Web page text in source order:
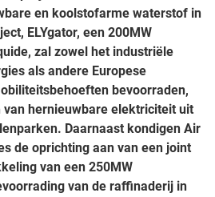
en koolstofarme waterstof in
ELYgator, een 200MW
zal zowel het industriële
als andere Europese
bevoorraden,
hernieuwbare elektriciteit uit
Daarnaast kondigen Air
de oprichting aan van een joint
van een 250MW
van de raffinaderij in